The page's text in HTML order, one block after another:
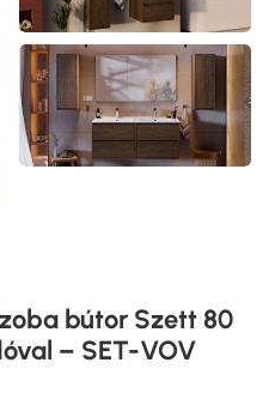
bútor Szett 80
– SET-VOV